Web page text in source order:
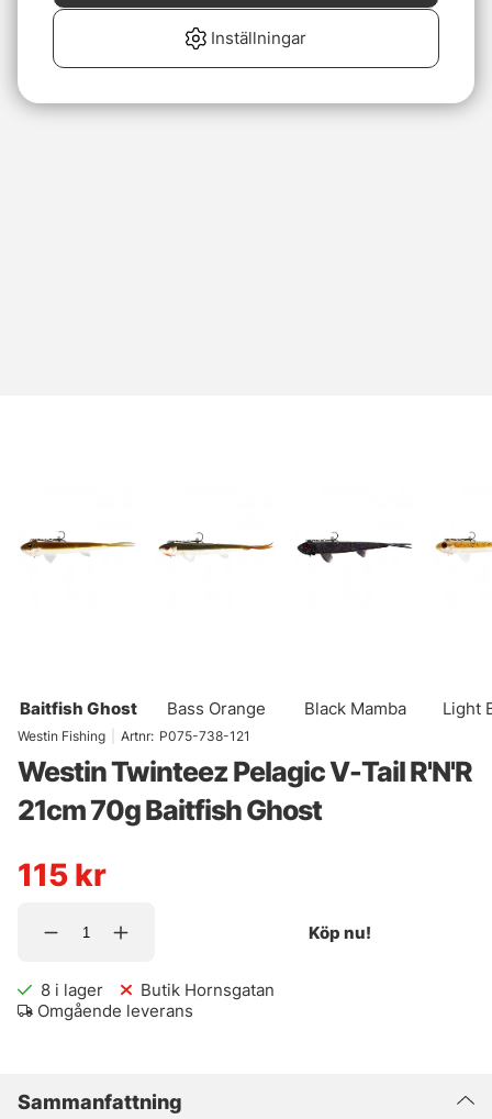
Baitfish Ghost Bass Orange Black Mamba Light
Westin Fishing Artnr: P075-738-121
Westin Twinteez Pelagic V-Tail R'N'R
21cm 70g Baitfish Ghost
115 kr
Köp nu!
8 i lager
Butik Hornsgatan
Omgående leverans
Sammanfattning
Inställningar